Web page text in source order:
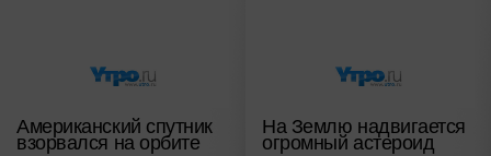
Американский спутник
взорвался на орбите
На Землю надвигается
огромный астероид